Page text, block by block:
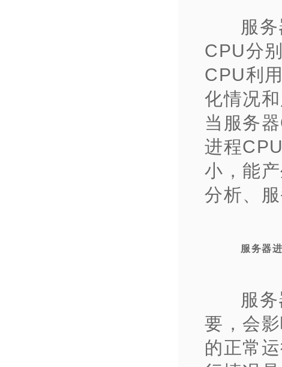
服
CPU分
CPU利
化情况
当服务
进程
小，能
分析、
服务器
服
要，会
的正常